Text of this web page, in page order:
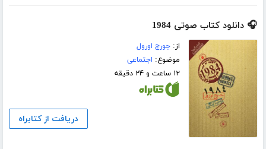
🎧 دانلود کتاب صوتی 1984
از:جورج اورول
موضوع: اجتماعی
۱۲ ساعت و ۲۴ دقیقه
دریافت از کتابراه